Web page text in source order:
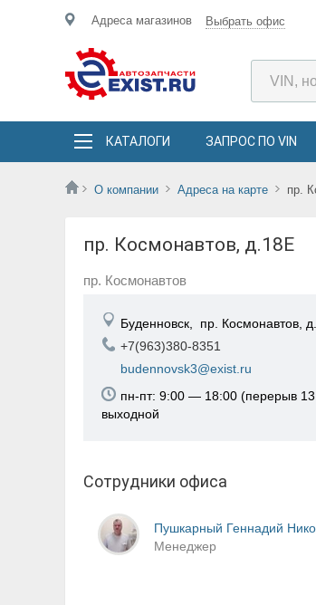
Адреса магазинов Выбрать офис
КАТАЛОГИ ЗАПРОС ПО VIN
О компании Адреса на карте пр.
пр. Космонавтов, д.18Е
пр. Космонавтов
Буденновск, пр. Космонавтов,
+7(963)380-8351
budennovsk3@exist.ru
пн-пт: 9:00 — 18:00 (перерыв
выходной
Сотрудники офиса
Пушкарный Геннадий
Менеджер